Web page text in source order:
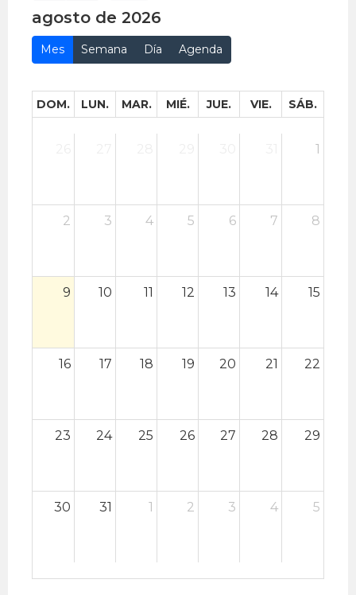
agosto de 2026
Mes Semana Día Agenda
DOM. LUN. MAR. MIÉ. JUE. VIE. SÁB.
1
2 3 4 5 6 7 8
9 10 11 12 13 14 15
16 17 18 19 20 21 22
23 24 25 26 27 28 29
30 31 1 2 3 4 5